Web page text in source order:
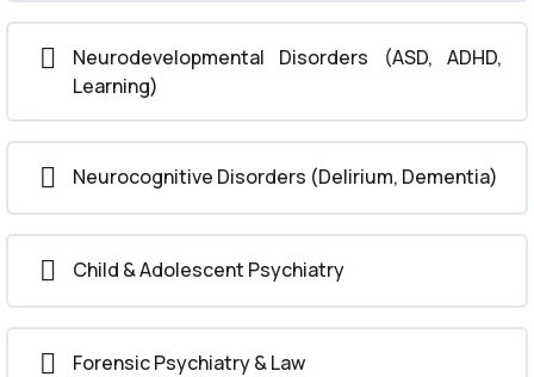
Neurodevelopmental Disorders (ASD, ADHD,
Learning)
Neurocognitive Disorders (Delirium, Dementia)
Child & Adolescent Psychiatry
Forensic Psychiatry & Law